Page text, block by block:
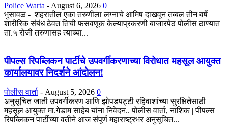
Police Warta - August 6, 2026 0
भुसावळ - शहरातील एका तरुणीला लग्नाचे आमिष दाखवून तब्बल तीन वर्षे
शारीरिक संबंध ठेवत तिची फसवणूक केल्याप्रकरणी बाजारपेठ पोलीस ठाण्यात
ता.५ रोजी तरुणासह त्याच्या...
पीपल्स रिपब्लिकन पार्टीचे उपवर्गीकरणाच्या विरोधात महसूल आयुक्त
कार्यालयावर निदर्शने आंदोलन!
पोलीस वार्ता - August 5, 2026 0
अनुसूचित जाती उपवर्गीकरण आणि झोपडपट्टी रहिवाशांच्या सुरक्षितेसाठी
महसूल आयुक्त मा.गेडाम साहेब यांना निवेदन.. पोलीस वार्ता, नाशिक | पीपल्स
रिपब्लिकन पार्टीच्या वतीने आज संपूर्ण महाराष्ट्रभर अनुसूचित...